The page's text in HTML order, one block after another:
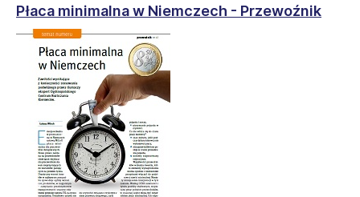
Płaca minimalna w Niemczech - Przewoźnik